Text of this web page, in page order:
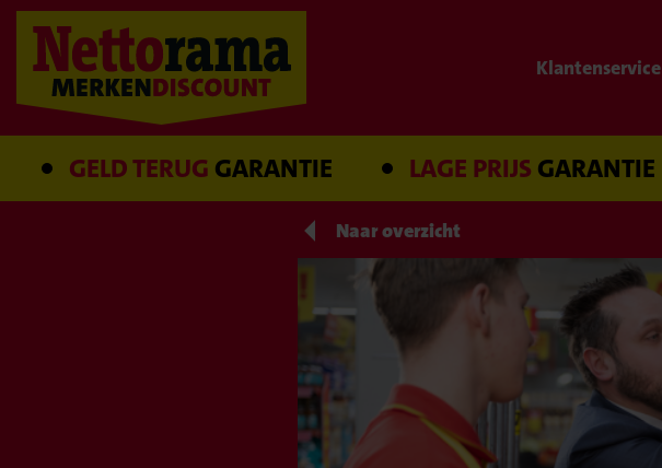
Klantenservice
GELD TERUGGARANTIE LAGE PRIJS GARANTIE
Naar overzicht